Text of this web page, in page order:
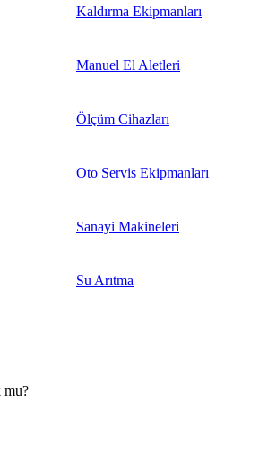
Kaldırma Ekipmanları
Manuel El Aletleri
Ölçüm Cihazları
Oto Servis Ekipmanları
Sanayi Makineleri
Su Arıtma
mu?